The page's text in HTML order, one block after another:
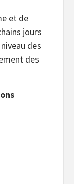
et de
jours
des
des